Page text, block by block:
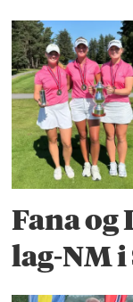
Fana og
lag-NM